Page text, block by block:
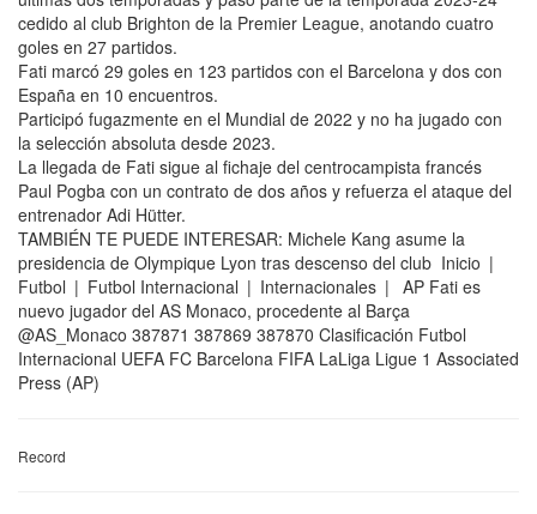
cedido al club Brighton de la Premier League, anotando cuatro
goles en 27 partidos.
Fati marcó 29 goles en 123 partidos con el Barcelona y dos con
España en 10 encuentros.
Participó fugazmente en el Mundial de 2022 y no ha jugado con
la selección absoluta desde 2023.
La llegada de Fati sigue al fichaje del centrocampista francés
Paul Pogba con un contrato de dos años y refuerza el ataque del
entrenador Adi Hütter.
TAMBIÉN TE PUEDE INTERESAR: Michele Kang asume la
presidencia de Olympique Lyon tras descenso del club Inicio |
Futbol | Futbol Internacional | Internacionales | AP Fati es
nuevo jugador del AS Monaco, procedente al Barça
@AS_Monaco 387871 387869 387870 Clasificación Futbol
Internacional UEFA FC Barcelona FIFA LaLiga Ligue 1 Associated
Press (AP)
Record